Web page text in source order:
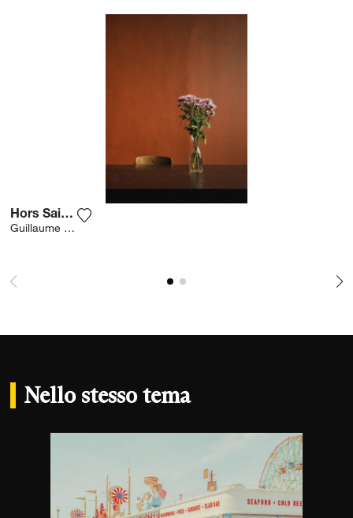
Hors Saison
Guillaume Lavrut
Nello stesso tema